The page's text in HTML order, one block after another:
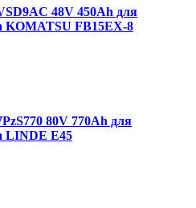
48V 450Ah для
KOMATSU FB15EX-8
80V 770Ah для
LINDE E45